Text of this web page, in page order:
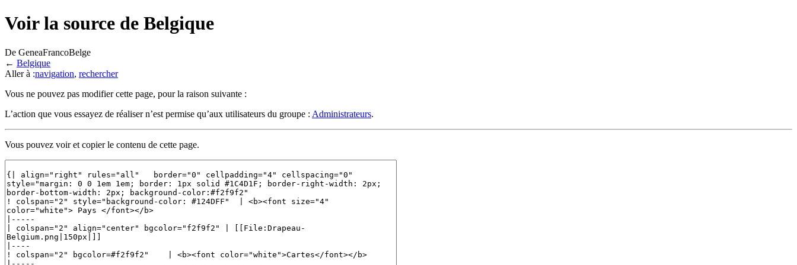
Voir la source de Belgique
De GeneaFrancoBelge
← Belgique
Aller à :navigation, rechercher
Vous ne pouvez pas modifier cette page, pour la raison suivante :
L’action que vous essayez de réaliser n’est permise qu’aux utilisateurs du groupe : Administrateurs.
Vous pouvez voir et copier le contenu de cette page.